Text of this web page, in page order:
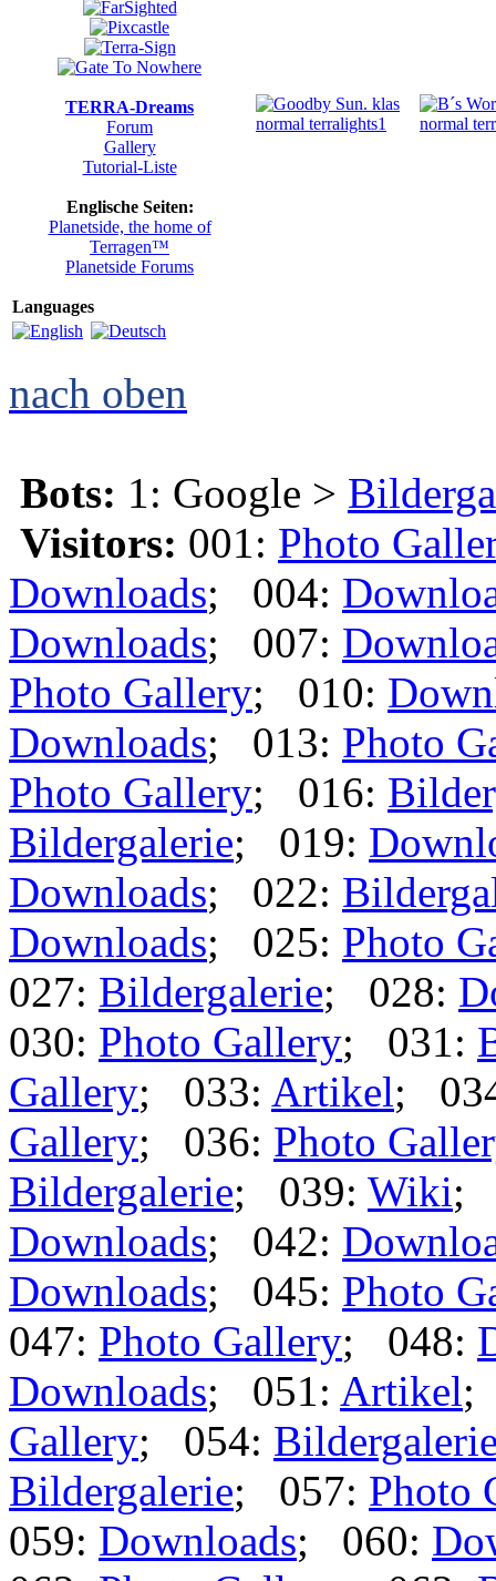
TERRA-Dreams
Forum
Gallery
Tutorial-Liste
Englische Seiten:
Planetside, the home of
Terragen™
Planetside Forums
Languages
nach oben
Bots: 1: Google >
Visitors: 001: Photo
Downloads; 004:
Downloads; 007:
Photo Gallery; 010:
Downloads; 013: Photo
Photo Gallery; 016:
Bildergalerie; 019:
Downloads; 022:
Downloads; 025: Photo
027: Bildergalerie; 028:
030: Photo Gallery; 031:
Gallery; 033: Artikel;
Gallery; 036: Photo
Bildergalerie; 039: Wiki;
Downloads; 042:
Downloads; 045: Photo
047: Photo Gallery; 048:
Downloads; 051: Artikel;
Gallery; 054:
Bildergalerie; 057: Photo
059: Downloads; 060: